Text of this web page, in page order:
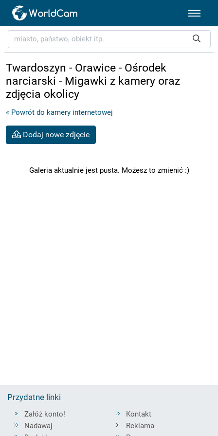
Twardoszyn - Orawice - Ośrodek
narciarski - Migawki z kamery oraz
zdjęcia okolicy
« Powrót do kamery internetowej
Dodaj nowe zdjęcie
Galeria aktualnie jest pusta. Możesz to zmienić :)
Przydatne linki
Załóż konto!
Nadawaj
Kontakt
Reklama